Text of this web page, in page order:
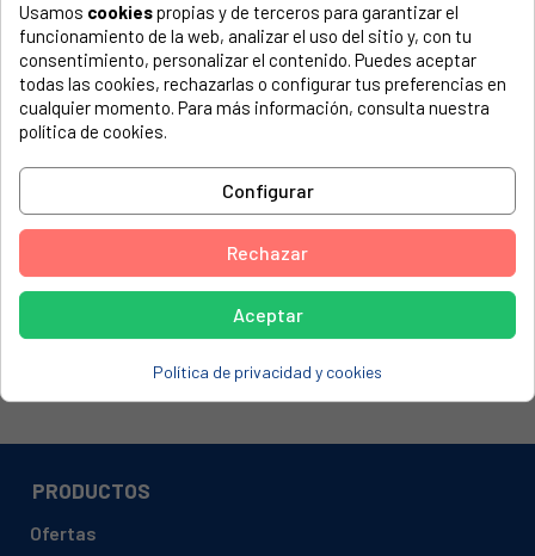
Mostrando 1-4 de 4 artículo(s)
productos limpiezapara vitrocerámicas en Intersumi.
Encuentra recambios y accesorios compatibles con diferentes
marcas y modelos, con piezas de calidad para reparar tu
electrodoméstico de forma rápida y segura.
Localiza la referencia adecuada y recibe tu pedido con envío
rápido.
PRODUCTOS
Ofertas
Usamos cookiespropias y de terceros para garantizar el
funcionamiento de la web, analizar el uso del sitio y, con tu
consentimiento, personalizar el contenido. Puedes aceptar
todas las cookies, rechazarlas o configurar tus preferencias en
cualquier momento. Para más información, consulta nuestra
política de cookies.
Configurar
Rechazar
Aceptar
Política de privacidad y cookies